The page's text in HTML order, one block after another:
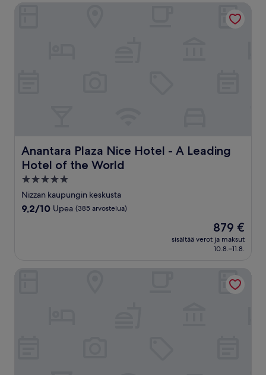
arvostelua)
Anantara Plaza Nice Hotel - A Leading
Hotel of the World
Anantara Plaza Nice Hotel - A Leading Hotel of the
5.0
tähden
majoituspaikka
Nizzan kaupungin keskusta
9.2
9,2/10 Upea (385 arvostelua)
Hinta
on
879 €
879 €
sisältää verot ja maksut
10.8.–11.8.
Anantara Plaza Nice Hotel - A Leading Hotel of the World